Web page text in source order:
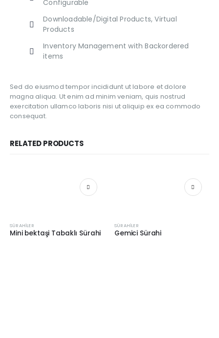
Configurable
Downloadable/Digital Products, Virtual
Products
Inventory Management with Backordered
items
Sed do eiusmod tempor incididunt ut labore et dolore
magna aliqua. Ut enim ad minim veniam, quis nostrud
exercitation ullamco laboris nisi ut aliquip ex ea commodo
consequat.
RELATED PRODUCTS
SÜRAHILER
Mini bektaşi Tabaklı Sürahi
SÜRAHILER
Gemici Sürahi